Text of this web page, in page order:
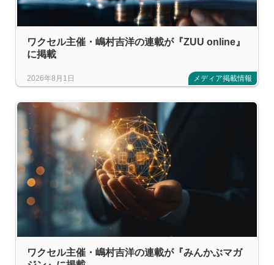
ワクセル主催・嶋村吉洋の連載が『ZUU online』
に掲載
2026年8月1日 メディア掲載情報
ワクセル主催・嶋村吉洋の連載が『みんかぶマガ